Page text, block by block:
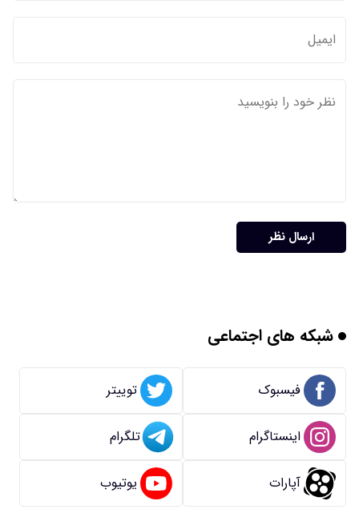
ارسال نظر
شبکه های اجتماعی
فیسبوک توییتر
اینستاگرام تلگرام
آپارات یوتیوب